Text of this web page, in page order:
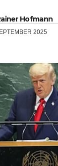
Hofmann
2025